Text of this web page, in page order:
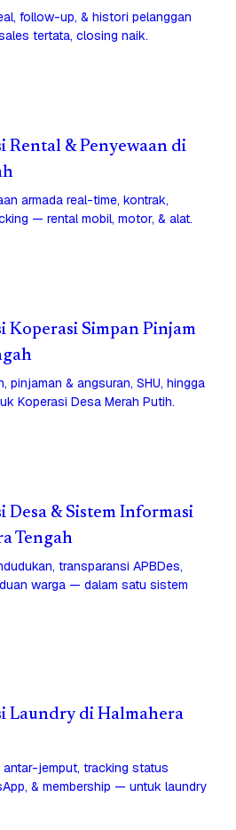
follow-up, & histori pelanggan
tertata, closing naik.
Rental & Penyewaan di
armada real-time, kontrak,
— rental mobil, motor, & alat.
Koperasi Simpan Pinjam
pinjaman & angsuran, SHU, hingga
Koperasi Desa Merah Putih.
Desa & Sistem Informasi
Tengah
transparansi APBDes,
warga — dalam satu sistem
Laundry di Halmahera
jemput, tracking status
& membership — untuk laundry